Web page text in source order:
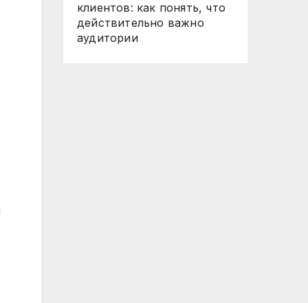
клиентов: как понять, что
действительно важно
аудитории